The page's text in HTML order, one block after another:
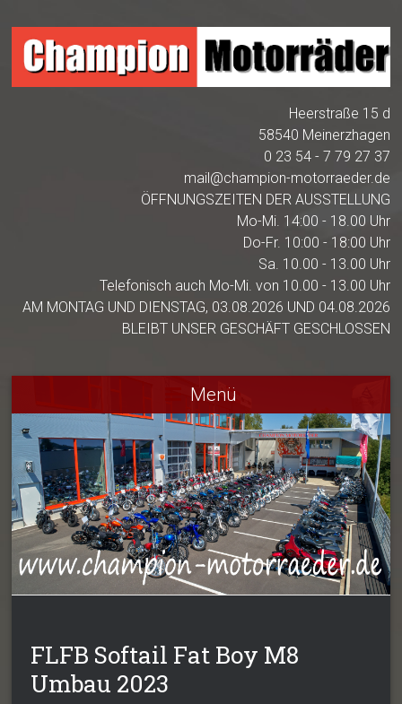
Heerstraße 15 d
58540 Meinerzhagen
0 23 54 - 7 79 27 37
mail@champion-motorraeder.de
ÖFFNUNGSZEITEN DER AUSSTELLUNG
Mo-Mi. 14:00 - 18.00 Uhr
Do-Fr. 10:00 - 18:00 Uhr
Sa. 10.00 - 13.00 Uhr
Telefonisch auch Mo-Mi. von 10.00 - 13.00 Uhr
AM MONTAG UND DIENSTAG, 03.08.2026 UND 04.08.2026
BLEIBT UNSER GESCHÄFT GESCHLOSSEN
Menü
FLFB Softail Fat Boy M8
Umbau 2023